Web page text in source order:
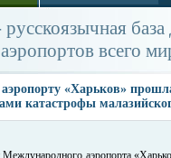
всего
«Харьков»
катастрофы
Международного аэропорта